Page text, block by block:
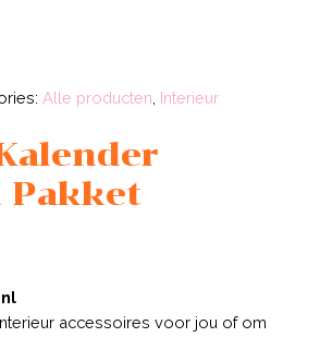
Alle producten Interieur
Pakket
accessoires voor jou of om